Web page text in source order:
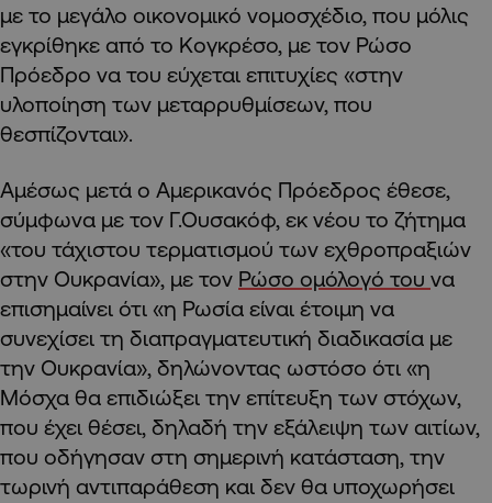
με το μεγάλο οικονομικό νομοσχέδιο, που μόλις
εγκρίθηκε από το Κογκρέσο, με τον Ρώσο
Πρόεδρο να του εύχεται επιτυχίες «στην
υλοποίηση των μεταρρυθμίσεων, που
θεσπίζονται».
Αμέσως μετά ο Αμερικανός Πρόεδρος έθεσε,
σύμφωνα με τον Γ.Ουσακόφ, εκ νέου το ζήτημα
«του τάχιστου τερματισμού των εχθροπραξιών
στην Ουκρανία», με τον Ρώσο ομόλογό του να
επισημαίνει ότι «η Ρωσία είναι έτοιμη να
συνεχίσει τη διαπραγματευτική διαδικασία με
την Ουκρανία», δηλώνοντας ωστόσο ότι «η
Μόσχα θα επιδιώξει την επίτευξη των στόχων,
που έχει θέσει, δηλαδή την εξάλειψη των αιτίων,
που οδήγησαν στη σημερινή κατάσταση, την
τωρινή αντιπαράθεση και δεν θα υποχωρήσει